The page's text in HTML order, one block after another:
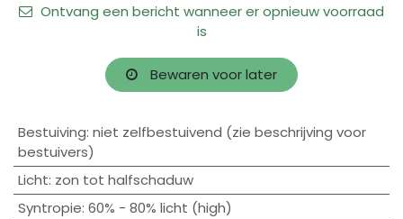
Ontvang een bericht wanneer er opnieuw voorraad
is
Bewaren voor later
Bestuiving: niet zelfbestuivend (zie beschrijving voor
bestuivers)
Licht: zon tot halfschaduw
Syntropie: 60% - 80% licht (high)